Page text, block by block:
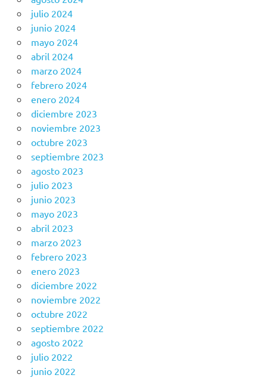
julio 2024
junio 2024
mayo 2024
abril 2024
marzo 2024
febrero 2024
enero 2024
diciembre 2023
noviembre 2023
octubre 2023
septiembre 2023
agosto 2023
julio 2023
junio 2023
mayo 2023
abril 2023
marzo 2023
febrero 2023
enero 2023
diciembre 2022
noviembre 2022
octubre 2022
septiembre 2022
agosto 2022
julio 2022
junio 2022